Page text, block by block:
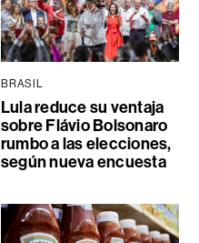
BRASIL
Lula reduce su ventaja
sobre Flávio Bolsonaro
rumbo a las elecciones,
según nueva encuesta